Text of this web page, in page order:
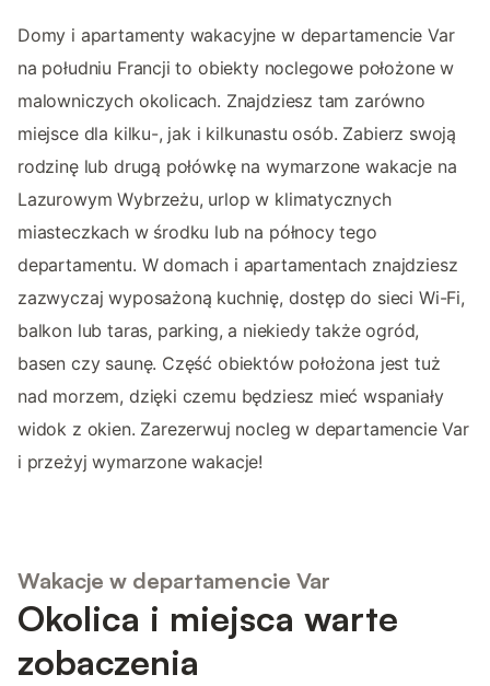
Domy i apartamenty wakacyjne w departamencie Var
na południu Francji to obiekty noclegowe położone w
malowniczych okolicach. Znajdziesz tam zarówno
miejsce dla kilku-, jak i kilkunastu osób. Zabierz swoją
rodzinę lub drugą połówkę na wymarzone wakacje na
Lazurowym Wybrzeżu, urlop w klimatycznych
miasteczkach w środku lub na północy tego
departamentu. W domach i apartamentach znajdziesz
zazwyczaj wyposażoną kuchnię, dostęp do sieci Wi-Fi,
balkon lub taras, parking, a niekiedy także ogród,
basen czy saunę. Część obiektów położona jest tuż
nad morzem, dzięki czemu będziesz mieć wspaniały
widok z okien. Zarezerwuj nocleg w departamencie Var
i przeżyj wymarzone wakacje!
Wakacje w departamencie Var
Okolica i miejsca warte
zobaczenia